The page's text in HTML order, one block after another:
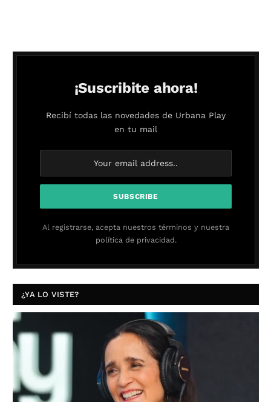
¡Suscribite ahora!
Recibí todas las novedades de Urbana Play
en tu mail
Al registrarse, acepta nuestros términos y nuestra
política de privacidad.
¿YA LO VISTE?